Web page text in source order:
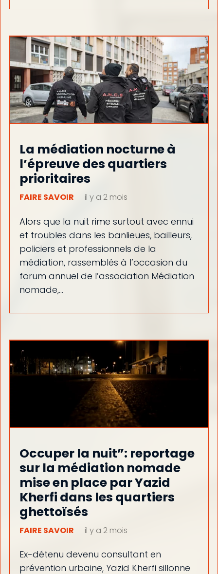
La médiation nocturne à
l’épreuve des quartiers
prioritaires
FAIRE SAVOIR il y a 2 mois
Alors que la nuit rime surtout avec ennui
et troubles dans les banlieues, bailleurs,
policiers et professionnels de la
médiation, rassemblés à l’occasion du
forum annuel de l’association Médiation
nomade,…
Occuper la nuit”: reportage
sur la médiation nomade
mise en place par Yazid
Kherfi dans les quartiers
ghettoïsés
FAIRE SAVOIR il y a 2 mois
Ex-détenu devenu consultant en
prévention urbaine, Yazid Kherfi sillonne